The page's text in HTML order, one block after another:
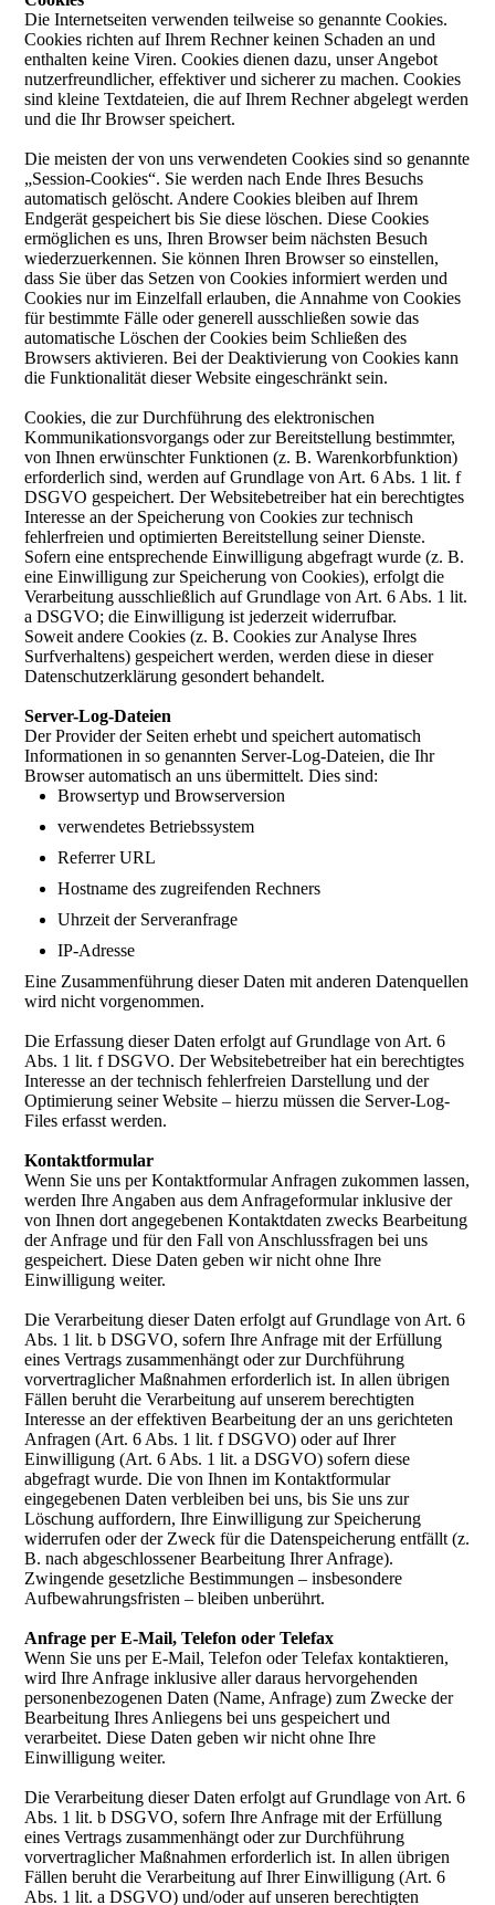
Die Internetseiten verwenden teilweise so genannte Cookies.
Cookies richten auf Ihrem Rechner keinen Schaden an und
enthalten keine Viren. Cookies dienen dazu, unser Angebot
nutzerfreundlicher, effektiver und sicherer zu machen. Cookies
sind kleine Textdateien, die auf Ihrem Rechner abgelegt werden
und die Ihr Browser speichert.
Die meisten der von uns verwendeten Cookies sind so genannte
„Session-Cookies“. Sie werden nach Ende Ihres Besuchs
automatisch gelöscht. Andere Cookies bleiben auf Ihrem
Endgerät gespeichert bis Sie diese löschen. Diese Cookies
ermöglichen es uns, Ihren Browser beim nächsten Besuch
wiederzuerkennen. Sie können Ihren Browser so einstellen,
dass Sie über das Setzen von Cookies informiert werden und
Cookies nur im Einzelfall erlauben, die Annahme von Cookies
für bestimmte Fälle oder generell ausschließen sowie das
automatische Löschen der Cookies beim Schließen des
Browsers aktivieren. Bei der Deaktivierung von Cookies kann
die Funktionalität dieser Website eingeschränkt sein.
Cookies, die zur Durchführung des elektronischen
Kommunikationsvorgangs oder zur Bereitstellung bestimmter,
von Ihnen erwünschter Funktionen (z. B. Warenkorbfunktion)
erforderlich sind, werden auf Grundlage von Art. 6 Abs. 1 lit. f
DSGVO gespeichert. Der Websitebetreiber hat ein berechtigtes
Interesse an der Speicherung von Cookies zur technisch
fehlerfreien und optimierten Bereitstellung seiner Dienste.
Sofern eine entsprechende Einwilligung abgefragt wurde (z. B.
eine Einwilligung zur Speicherung von Cookies), erfolgt die
Verarbeitung ausschließlich auf Grundlage von Art. 6 Abs. 1 lit.
a DSGVO; die Einwilligung ist jederzeit widerrufbar.
Soweit andere Cookies (z. B. Cookies zur Analyse Ihres
Surfverhaltens) gespeichert werden, werden diese in dieser
Datenschutzerklärung gesondert behandelt.
Server-Log-Dateien
Der Provider der Seiten erhebt und speichert automatisch
Informationen in so genannten Server-Log-Dateien, die Ihr
Browser automatisch an uns übermittelt. Dies sind:
Browsertyp und Browserversion
verwendetes Betriebssystem
Referrer URL
Hostname des zugreifenden Rechners
Uhrzeit der Serveranfrage
IP-Adresse
Eine Zusammenführung dieser Daten mit anderen Datenquellen
wird nicht vorgenommen.
Die Erfassung dieser Daten erfolgt auf Grundlage von Art. 6
Abs. 1 lit. f DSGVO. Der Websitebetreiber hat ein berechtigtes
Interesse an der technisch fehlerfreien Darstellung und der
Optimierung seiner Website – hierzu müssen die Server-Log-
Files erfasst werden.
Kontaktformular
Wenn Sie uns per Kontaktformular Anfragen zukommen lassen,
werden Ihre Angaben aus dem Anfrageformular inklusive der
von Ihnen dort angegebenen Kontaktdaten zwecks Bearbeitung
der Anfrage und für den Fall von Anschlussfragen bei uns
gespeichert. Diese Daten geben wir nicht ohne Ihre
Einwilligung weiter.
Die Verarbeitung dieser Daten erfolgt auf Grundlage von Art. 6
Abs. 1 lit. b DSGVO, sofern Ihre Anfrage mit der Erfüllung
eines Vertrags zusammenhängt oder zur Durchführung
vorvertraglicher Maßnahmen erforderlich ist. In allen übrigen
Fällen beruht die Verarbeitung auf unserem berechtigten
Interesse an der effektiven Bearbeitung der an uns gerichteten
Anfragen (Art. 6 Abs. 1 lit. f DSGVO) oder auf Ihrer
Einwilligung (Art. 6 Abs. 1 lit. a DSGVO) sofern diese
abgefragt wurde. Die von Ihnen im Kontaktformular
eingegebenen Daten verbleiben bei uns, bis Sie uns zur
Löschung auffordern, Ihre Einwilligung zur Speicherung
widerrufen oder der Zweck für die Datenspeicherung entfällt (z.
B. nach abgeschlossener Bearbeitung Ihrer Anfrage).
Zwingende gesetzliche Bestimmungen – insbesondere
Aufbewahrungsfristen – bleiben unberührt.
Anfrage per E-Mail, Telefon oder Telefax
Wenn Sie uns per E-Mail, Telefon oder Telefax kontaktieren,
wird Ihre Anfrage inklusive aller daraus hervorgehenden
personenbezogenen Daten (Name, Anfrage) zum Zwecke der
Bearbeitung Ihres Anliegens bei uns gespeichert und
verarbeitet. Diese Daten geben wir nicht ohne Ihre
Einwilligung weiter.
Die Verarbeitung dieser Daten erfolgt auf Grundlage von Art. 6
Abs. 1 lit. b DSGVO, sofern Ihre Anfrage mit der Erfüllung
eines Vertrags zusammenhängt oder zur Durchführung
vorvertraglicher Maßnahmen erforderlich ist. In allen übrigen
Fällen beruht die Verarbeitung auf Ihrer Einwilligung (Art. 6
Abs. 1 lit. a DSGVO) und/oder auf unseren berechtigten